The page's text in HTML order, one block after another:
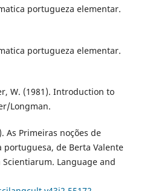
portugueza elementar.
portugueza elementar.
W. (1981). Introduction to
Longman.
As Primeiras noções de
de Berta Valente
Scientiarum. Language and